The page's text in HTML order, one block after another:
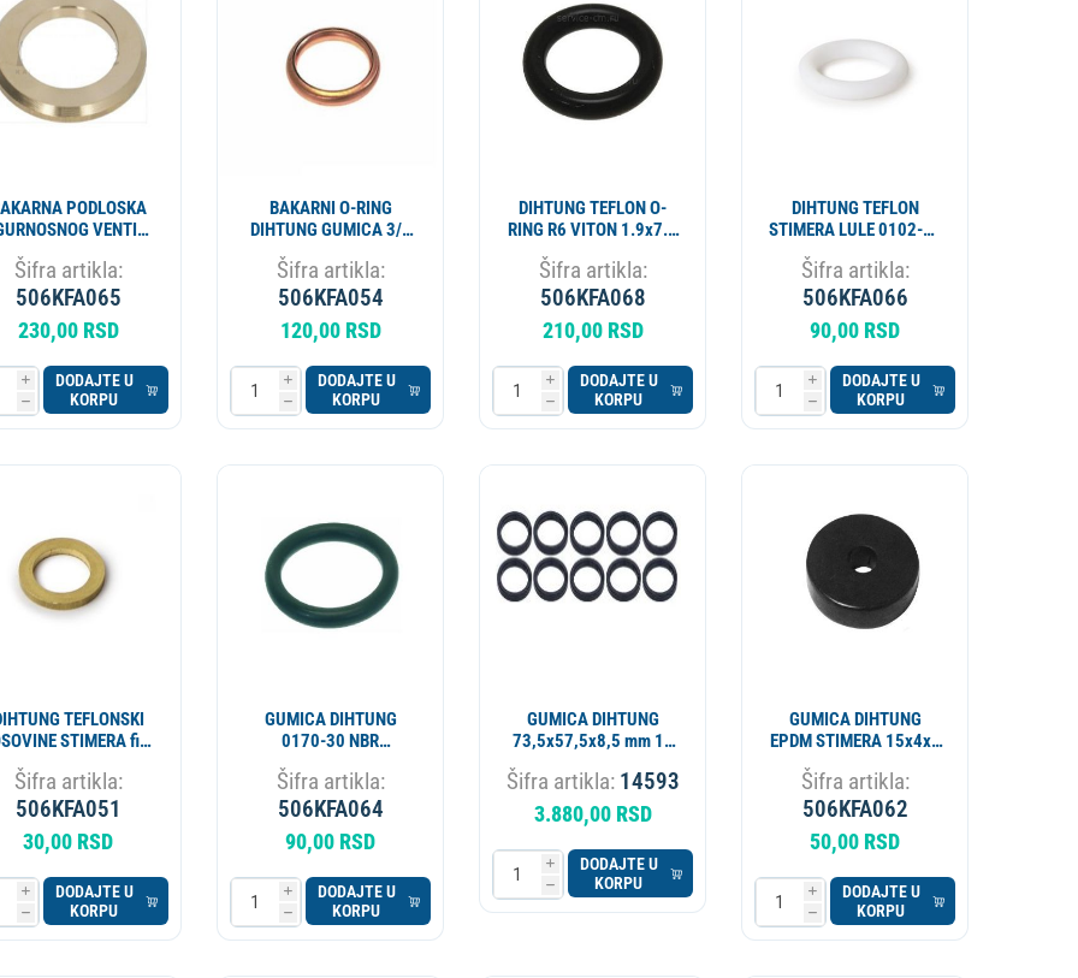
KOTAO
APARAT ZA PIVO
PODLOSKA
VENTILA
mm 40000005
Šifra artikla:
506KFA065
230,00 RSD
i
h
DODAJTE U
KORPU
BAKARNI O-RING
DIHTUNG GUMICA 3/8
22x17x3 12101
Šifra artikla:
506KFA054
120,00 RSD
i
h
DODAJTE U
KORPU
DIHTUNG TEFLON O-
RING R6 VITON 1.9x7.2
mm 02290019
Šifra artikla:
506KFA068
210,00 RSD
i
h
DODAJTE U
KORPU
DIHTUNG TEFLON
STIMERA LULE 0102-25
PTFE 02600004
Šifra artikla:
506KFA066
90,00 RSD
i
h
DODAJTE U
KORPU
TEFLONSKI
STIMERA fi-
12x8x1 mm 25655
Šifra artikla:
506KFA051
30,00 RSD
i
h
DODAJTE U
KORPU
GUMICA DIHTUNG
0170-30 NBR
POKLOPCA SRAFA
17.0x3.0 mm 12336000
Šifra artikla:
506KFA064
90,00 RSD
i
h
DODAJTE U
KORPU
GUMICA DIHTUNG
73,5x57,5x8,5 mm 10
Šifra artikla: 14593
3.880,00 RSD
i
h
DODAJTE U
KORPU
GUMICA DIHTUNG
EPDM STIMERA 15x4x4
80 SH 12203
Šifra artikla:
506KFA062
50,00 RSD
i
h
DODAJTE U
KORPU